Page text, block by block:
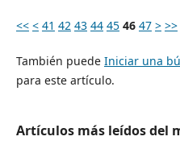
<< < 41 42 43 44 45 46 47 > >>
También puede Iniciar una
para este artículo.
Artículos más leídos del